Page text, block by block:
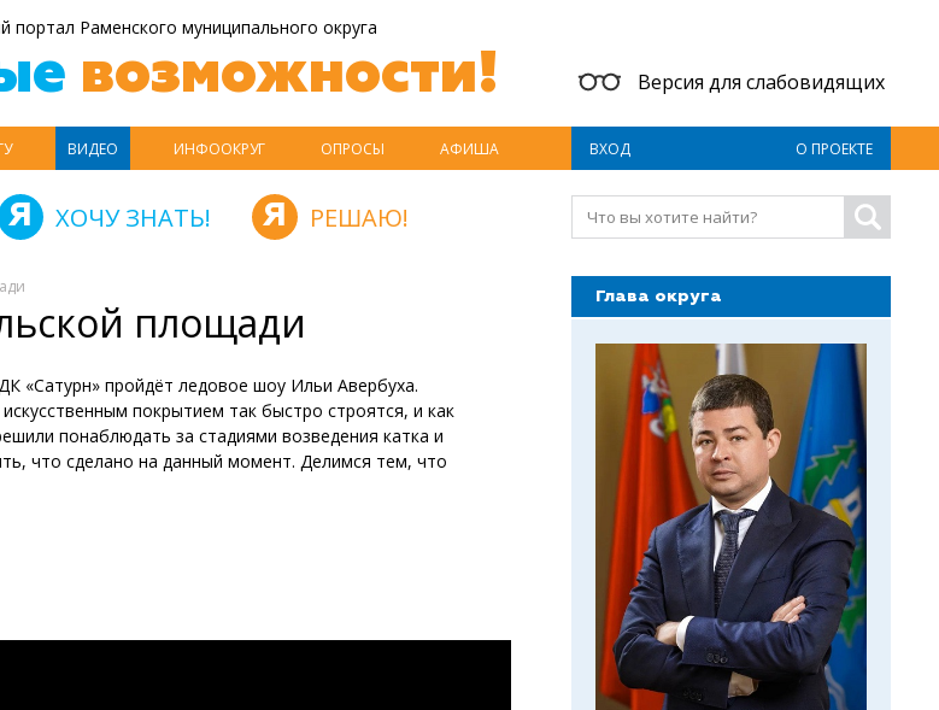
Раменского муниципального округа
возможности! Версия для слабовидящих
ВИДЕО ИНФООКРУГ ОПРОСЫ АФИША ВХОД О ПРОЕКТЕ
ХОЧУ ЗНАТЬ! РЕШАЮ!
площади
«Сатурн» пройдёт ледовое шоу Ильи Авербуха.
покрытием так быстро строятся, и как
понаблюдать за стадиями возведения катка и
что сделано на данный момент. Делимся тем, что
Глава округа